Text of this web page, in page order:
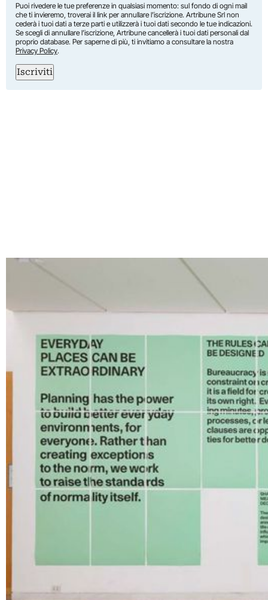
Puoi rivedere le tue preferenze in qualsiasi momento: sul fondo di ogni mail
che ti invieremo, troverai il link per annullare l’iscrizione. Artribune Srl non
cederà i tuoi dati a terze parti e utilizzerà i tuoi dati secondo le tue indicazioni.
Se scegli di annullare l’iscrizione, Artribune cancellerà i tuoi dati personali dal
proprio database. Per saperne di più, ti invitiamo a consultare la nostra
Privacy Policy.
Iscriviti